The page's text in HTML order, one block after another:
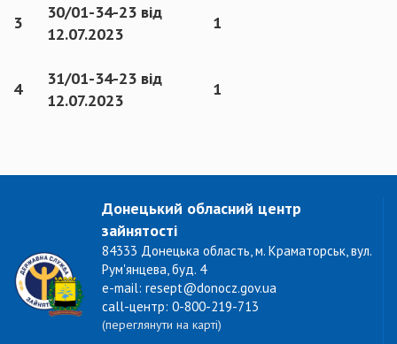
3
30/01-34-23 від
12.07.2023
1
4
31/01-34-23 від
12.07.2023
1
Донецький обласний центр
зайнятості
84333 Донецька область, м. Краматорськ, вул.
Рум'янцева, буд. 4
e-mail: resept@donocz.gov.ua
call-центр: 0-800-219-713
(переглянути на карті)